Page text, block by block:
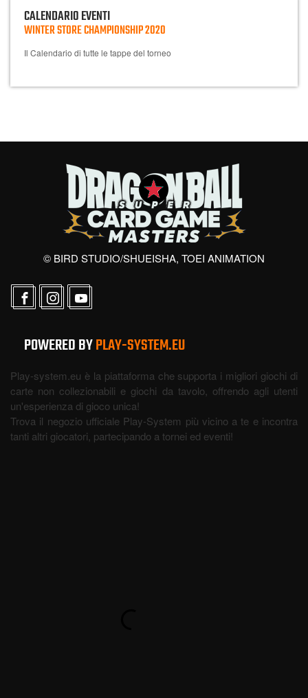
CALENDARIO EVENTI
WINTER STORE CHAMPIONSHIP 2020
Il Calendario di tutte le tappe del torneo
© BIRD STUDIO/SHUEISHA, TOEI ANIMATION
POWERED BYPLAY-SYSTEM.EU
Play-system.eu è la piattaforma che supporta i migliori giochi di
carte non collezionabili e giochi da tavolo, offrendo agli utenti
un'esperienza di gioco unica!
Trova il negozio ufficiale Play-System più vicino a te e incontra
tanti altri giocatori, partecipando a tornei ed eventi!